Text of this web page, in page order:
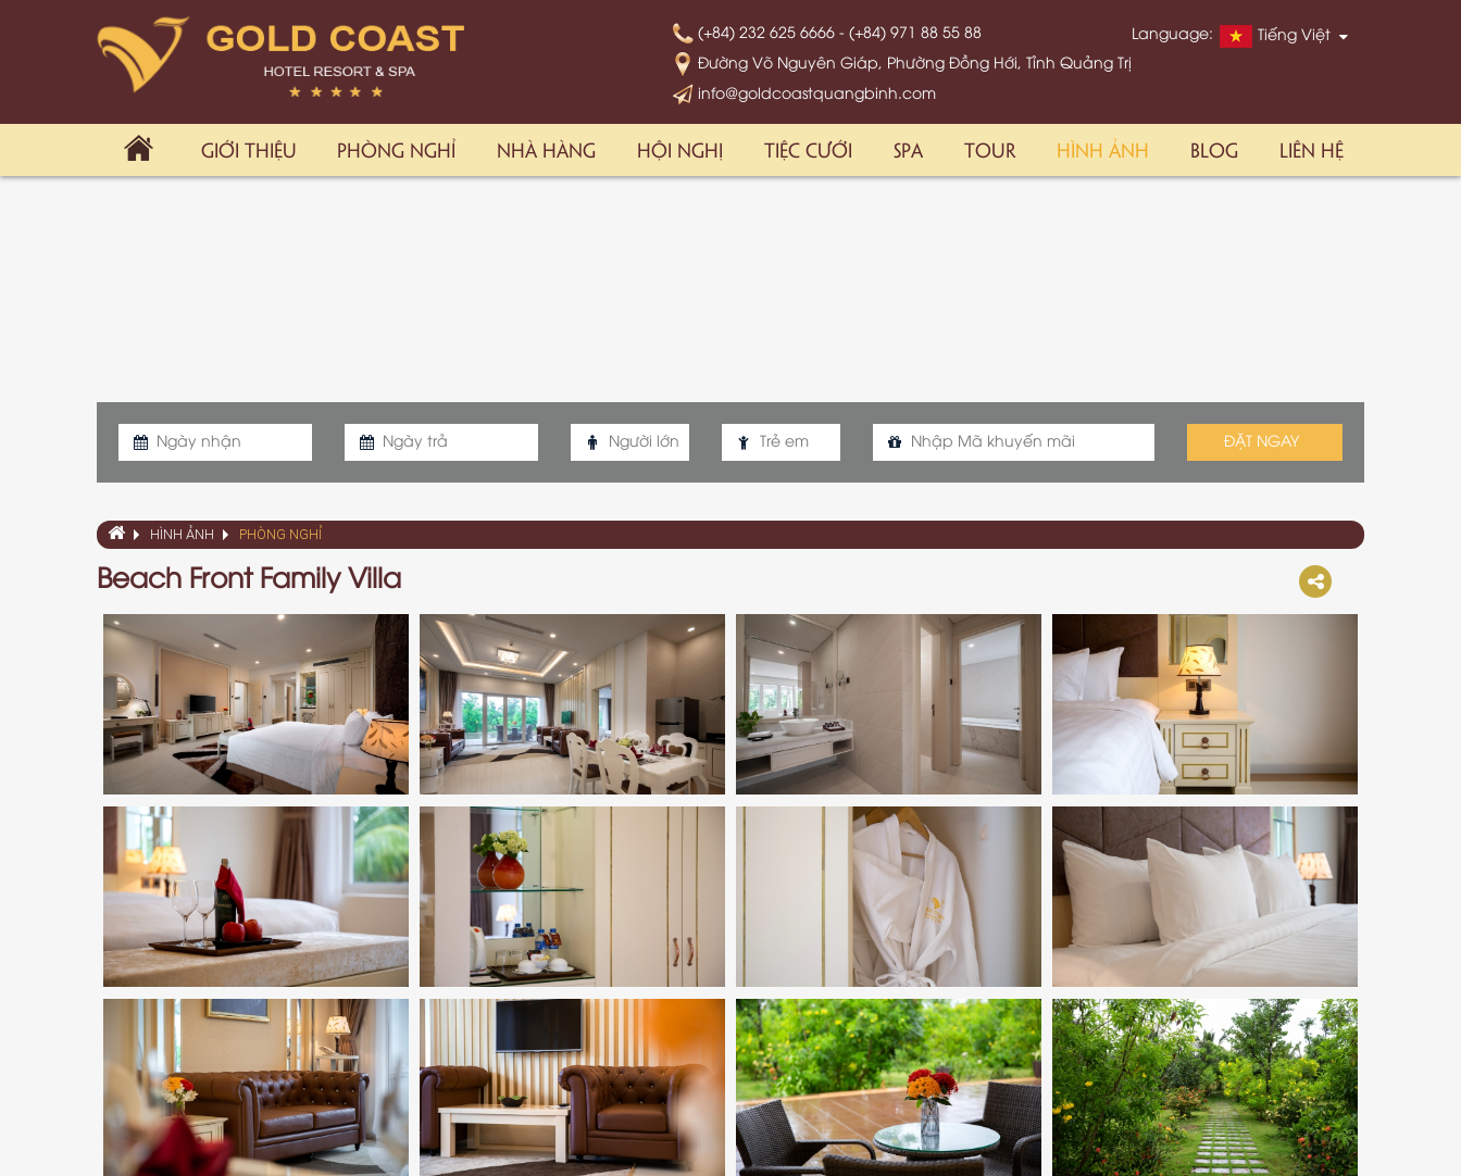
(+84) 232 625 6666- (+84) 971 88 55 88
Đường Võ Nguyên Giáp, Phường Đồng Hới, Tỉnh Quảng Trị
info@goldcoastquangbinh.com
Language: Tiếng Việt
GIỚI THIỆU PHÒNG NGHỈ NHÀ HÀNG HỘI NGHỊ TIỆC CƯỚI SPA TOUR HÌNH ẢNH BLOG LIÊN HỆ
HÌNH ẢNH PHÒNG NGHỈ
Beach Front Family Villa